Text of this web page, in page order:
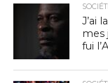
J’ai
mes
fui